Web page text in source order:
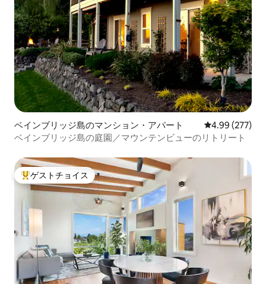
ベインブリッジ島のマンション・アパート レビュー277
4.99 (277)
ベインブリッジ島の庭園／マウンテンビューのリトリート
大好評のゲストチョイスです。
ゲストチョイス